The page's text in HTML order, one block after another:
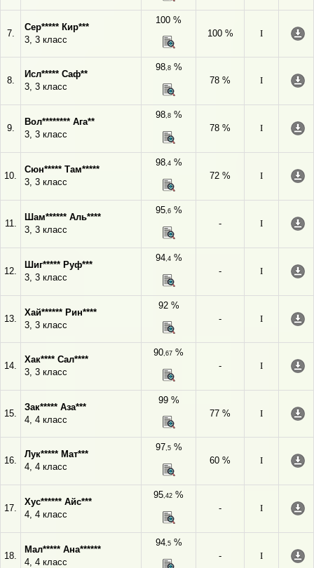
7.
Сер***** Кир***
3, 3 класс
100 %
100 %
I
8.
Исл***** Саф**
3, 3 класс
98,8%
78 %
I
9.
Вол******** Ага**
3, 3 класс
98,8%
78 %
I
10.
Сюн***** Там*****
3, 3 класс
98,4%
72 %
I
11.
Шам****** Аль****
3, 3 класс
95,6%
-
I
12.
Шиг***** Руф***
3, 3 класс
94,4%
-
I
13.
Хай****** Рин****
3, 3 класс
92 %
-
I
14.
Хак**** Сал****
3, 3 класс
90,67 %
-
I
15.
Зак***** Аза***
4, 4 класс
99 %
77 %
I
16.
Лук***** Мат***
4, 4 класс
97,5%
60 %
I
17.
Хус****** Айс***
4, 4 класс
95,42 %
-
I
18.
Мал***** Ана******
4, 4 класс
94,5%
-
I